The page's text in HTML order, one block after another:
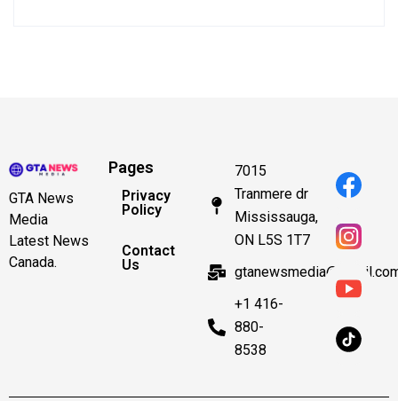
GTA News
Media
Latest News
Canada.
Pages
Privacy
Policy
Contact
Us
7015
Tranmere dr
Mississauga,
ON L5S 1T7
+1 416-
880-
8538